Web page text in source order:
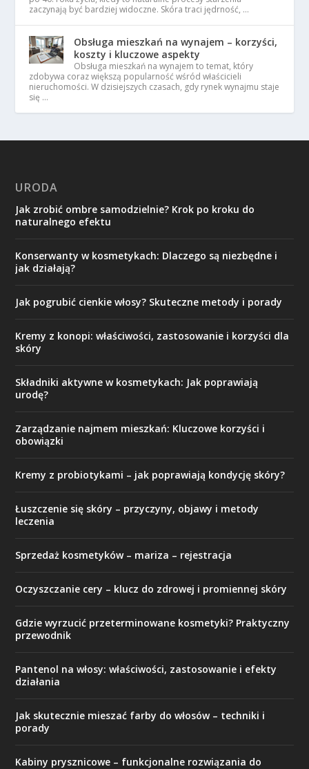
zaczynają być bardziej widoczne. Skóra traci jędrność, …
Obsługa mieszkań na wynajem – korzyści,
koszty i kluczowe aspekty
Obsługa mieszkań na wynajem to temat, który
zdobywa coraz większą popularność wśród właścicieli
nieruchomości. W dzisiejszych czasach, gdy rynek wynajmu staje
się …
URODA
Jak zrobić ombre samodzielnie? Krok po kroku do
naturalnego efektu
Konserwanty w kosmetykach: Dlaczego są niezbędne i
jak działają?
Jak pogrubić cienkie włosy? Skuteczne metody i porady
Kremy z konopi: właściwości, zastosowanie i korzyści dla
skóry
Składniki aktywne w kosmetykach: Jak poprawiają
urodę?
Zarządzanie najmem mieszkań: Kluczowe korzyści i
obowiązki
Kremy z probiotykami – jak poprawiają kondycję skóry?
Łuszczenie się skóry – przyczyny, objawy i metody
leczenia
Sprzedaż kosmetyków – mariza – rejestracja
Oczyszczanie cery – klucz do zdrowej i promiennej skóry
Gdzie wyrzucić przeterminowane kosmetyki? Praktyczny
przewodnik
Pantenol na włosy: właściwości, zastosowanie i efekty
działania
Jak skutecznie mieszać farby do włosów – techniki i
porady
Kabiny prysznicowe – funkcjonalne rozwiązania do